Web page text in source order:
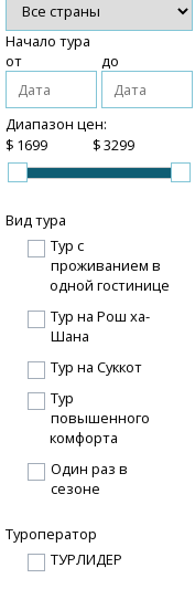
Начало тура
от
до
Диапазон цен:
$
$
Вид тура
Тур с
проживанием в
одной гостинице
Тур на Рош ха-
Шана
Тур на Суккот
Тур
повышенного
комфорта
Один раз в
сезоне
Туроператор
ТУРЛИДЕР